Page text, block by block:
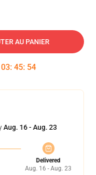
AU PANIER
03: 45: 53
Aug. 16 - Aug. 23
Delivered
Aug. 16 - Aug. 23